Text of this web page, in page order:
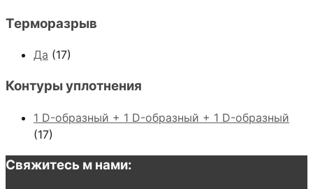
Терморазрыв
Да (17)
Контуры уплотнения
1 D-образный + 1 D-образный + 1 D-образный
(17)
Свяжитесь м нами: